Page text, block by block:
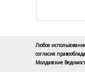
Любое
согласия
Молдавские